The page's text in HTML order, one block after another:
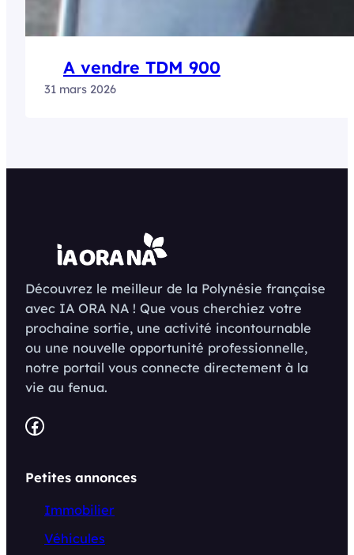
A vendre TDM 900
31 mars 2026
Découvrez le meilleur de la Polynésie française
avec IA ORA NA ! Que vous cherchiez votre
prochaine sortie, une activité incontournable
ou une nouvelle opportunité professionnelle,
notre portail vous connecte directement à la
vie au fenua.
Facebook
Petites annonces
Immobilier
Véhicules